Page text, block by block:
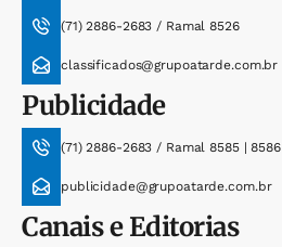
(71) 2886-2683 / Ramal 8526
classificados@grupoatarde.com.br
Publicidade
(71) 2886-2683 / Ramal 8585 | 8586
publicidade@grupoatarde.com.br
Canais e Editorias